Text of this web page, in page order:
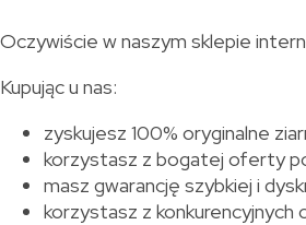
Oczywiście w naszym sklepie
Kupując u nas:
zyskujesz 100% oryginalne
korzystasz z bogatej oferty
masz gwarancję szybkiej i
korzystasz z konkurencyjnych